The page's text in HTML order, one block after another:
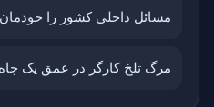
مسائل داخلی کشور را
مرگ تلخ کارگر در عمق یک چاه